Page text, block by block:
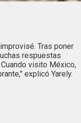
Tras poner
respuestas
visito México,
explicó Yarely.